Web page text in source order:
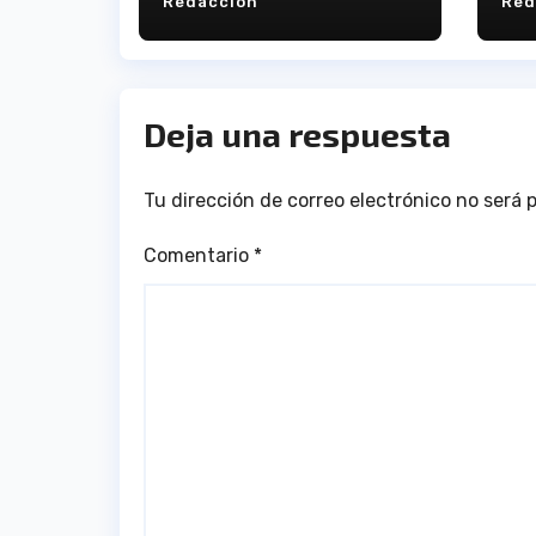
categoría juvenil
Deja una respuesta
Tu dirección de correo electrónico no será
Comentario *